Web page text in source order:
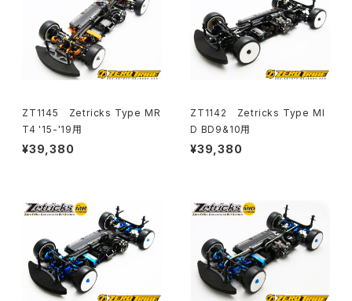
ZT1145 Zetricks Type MR
T4 '15-'19用
¥39,380
ZT1142 Zetricks Type MI
D BD9&10用
¥39,380